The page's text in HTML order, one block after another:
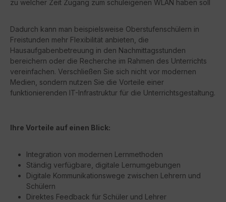
zu welcher Zeit Zugang zum schuleigenen WLAN haben soll
Dadurch kann man beispielsweise Oberstufenschülern in
Freistunden mehr Flexibilität anbieten, die
Hausaufgabenbetreuung in den Nachmittagsstunden
bereichern oder die Recherche im Rahmen des Unterrichts
vereinfachen. Verschließen Sie sich nicht vor modernen
Medien, sondern nutzen Sie die Vorteile einer
funktionierenden IT-Infrastruktur für die Unterrichtsgestaltung.
Ihre Vorteile auf einen Blick:
Integration von modernen Lernmethoden
Ständig verfügbare, digitale Lernumgebungen
Digitale Kommunikationswege zwischen Lehrern und
Schülern
Direktes Feedback für Schüler und Lehrer